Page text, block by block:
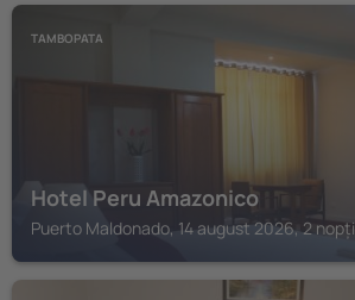
TAMBOPATA
Hotel Peru Amazonico
Puerto Maldonado, 14 august 2026, 2 nopți